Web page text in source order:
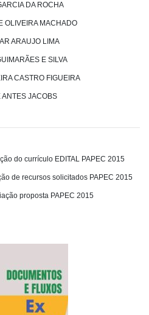
DA ROCHA
OLIVEIRA MACHADO
ARAUJO LIMA
E SILVA
CASTRO FIGUEIRA
ANTES JACOBS
do currículo EDITAL PAPEC 2015
de recursos solicitados PAPEC 2015
proposta PAPEC 2015